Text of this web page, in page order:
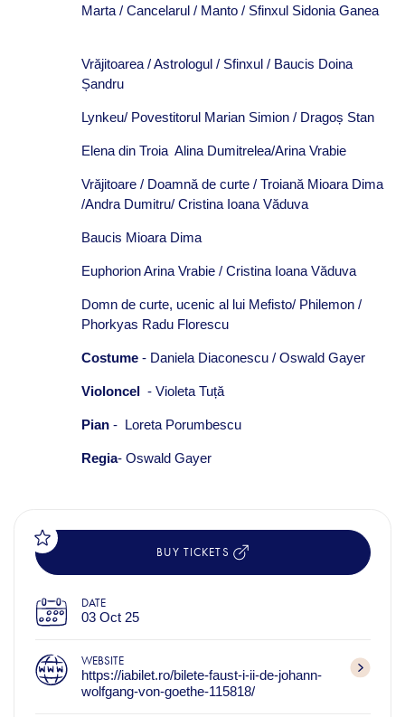
Marta / Cancelarul / Manto / Sfinxul Sidonia Ganea
Vrăjitoarea / Astrologul / Sfinxul / Baucis Doina
Șandru
Lynkeu/ Povestitorul Marian Simion / Dragoș Stan
Elena din Troia Alina Dumitrelea/Arina Vrabie
Vrăjitoare / Doamnă de curte / Troiană Mioara Dima
/Andra Dumitru/ Cristina Ioana Văduva
Baucis Mioara Dima
Euphorion Arina Vrabie / Cristina Ioana Văduva
Domn de curte, ucenic al lui Mefisto/ Philemon /
Phorkyas Radu Florescu
Costume- Daniela Diaconescu / Oswald Gayer
Violoncel - Violeta Tuță
Pian- Loreta Porumbescu
Regia- Oswald Gayer
BUY TICKETS
DATE
03 Oct 25
WEBSITE
https://iabilet.ro/bilete-faust-i-ii-de-johann-
wolfgang-von-goethe-115818/